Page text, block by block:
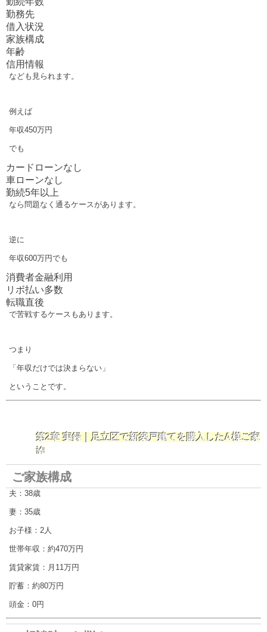
勤務先
借入状況
家族構成
年齢
信用情報
なども見られます。
例えば
年収450万円
でも
カードローンなし
車ローンなし
勤続5年以上
なら問題なく通るケースがあります。
逆に
年収600万円でも
消費者金融利用
リボ払い多数
転職直後
で苦戦するケースもあります。
つまり
「年収だけでは決まらない」
ということです。
第2章 実録｜足立区で新築戸建てを購入したA様ご家
族
ご家族構成
夫：38歳
妻：35歳
お子様：2人
世帯年収：約470万円
賃貸家賃：月11万円
貯蓄：約80万円
頭金：0円